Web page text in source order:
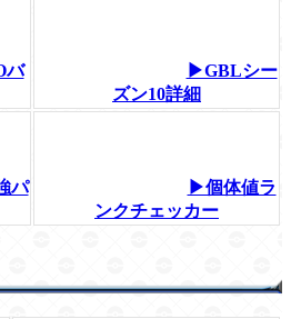
バ
▶GBLシー
ズン10詳細
パ
▶個体値ラ
ンクチェッカー